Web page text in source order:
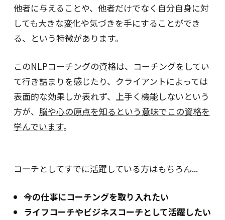
他者に与えることや、他者だけでなく自分自身に対
しても大きな変化や気づきを手にすることができ
る、という特徴があります。
このNLPコーチングの資格は、コーチングをしてい
て行き詰まりを感じたり、クライアントによっては
表面的な効果しか表れず、上手く機能しないという
方が、 脳や心の原点を知るという意味でこの資格を
学んでいます。
コーチとしてすでに活躍している方はもちろん...
今の仕事にコーチングを取り入れたい
ライフコーチやビジネスコーチとして活躍したい